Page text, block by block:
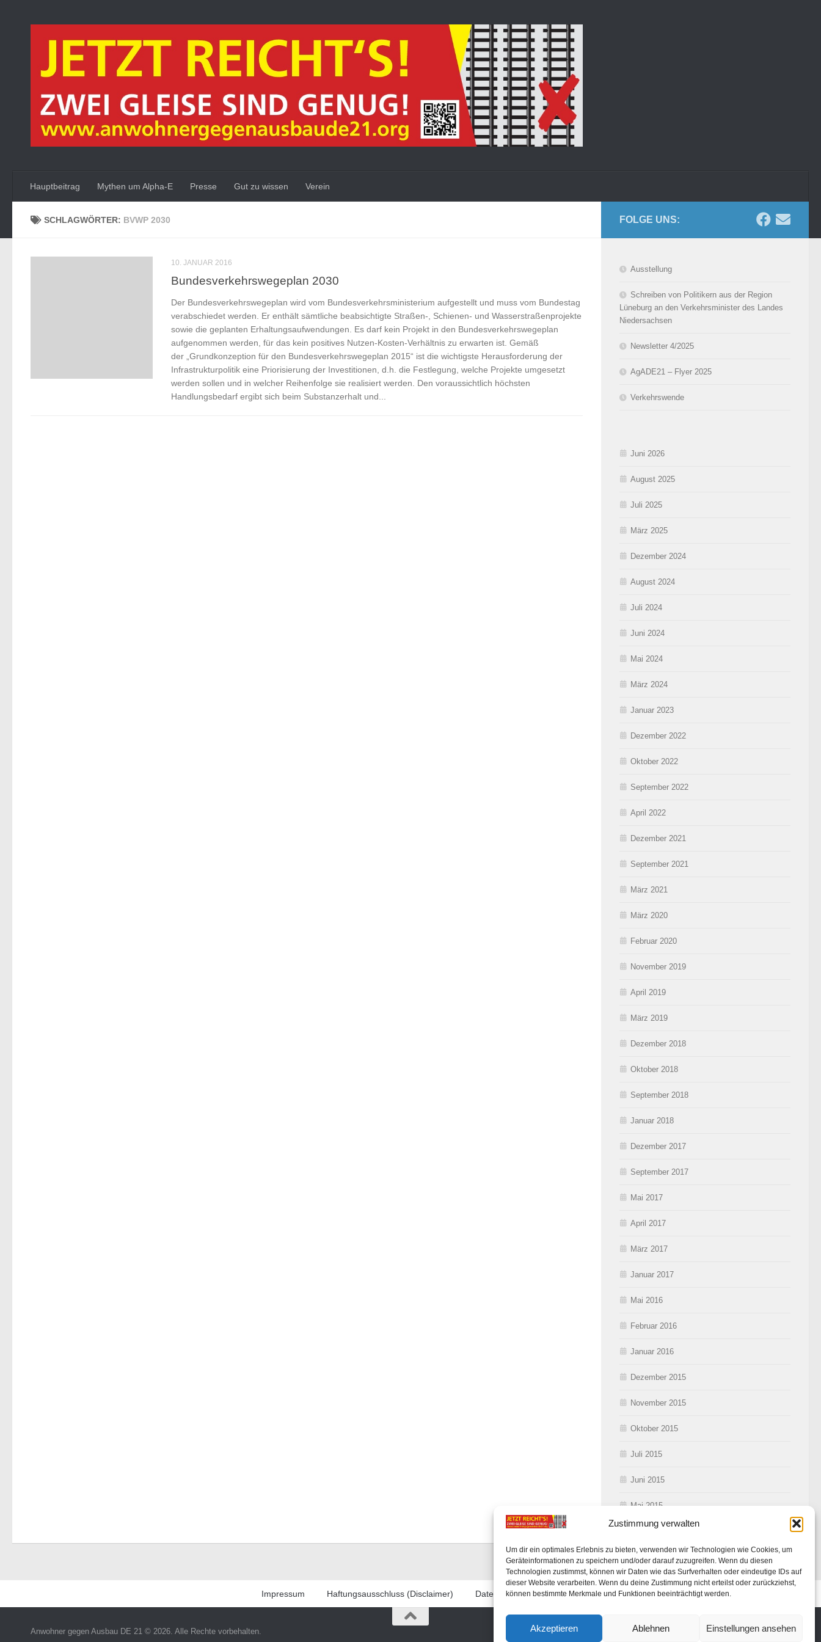
Zustimmung verwalten
Um dir ein optimales Erlebnis zu bieten, verwenden wir Technologien wie Cookies, um
Geräteinformationen zu speichern und/oder darauf zuzugreifen. Wenn du diesen
Technologien zustimmst, können wir Daten wie das Surfverhalten oder eindeutige IDs auf
dieser Website verarbeiten. Wenn du deine Zustimmung nicht erteilst oder zurückziehst,
können bestimmte Merkmale und Funktionen beeinträchtigt werden.
Akzeptieren Ablehnen Einstellungen ansehen
Hauptbeitrag Mythen um Alpha-E Presse Gut zu wissen Verein
SCHLAGWÖRTER: BVWP 2030
10. JANUAR 2016
Bundesverkehrswegeplan 2030
Der Bundesverkehrswegeplan wird vom Bundesverkehrsministerium aufgestellt und muss vom Bundestag
verabschiedet werden. Er enthält sämtliche beabsichtigte Straßen-, Schienen- und Wasserstraßenprojekte
sowie die geplanten Erhaltungsaufwendungen. Es darf kein Projekt in den Bundesverkehrswegeplan
aufgenommen werden, für das kein positives Nutzen-Kosten-Verhältnis zu erwarten ist. Gemäß
der „Grundkonzeption für den Bundesverkehrswegeplan 2015“ ist die wichtigste Herausforderung der
Infrastrukturpolitik eine Priorisierung der Investitionen, d.h. die Festlegung, welche Projekte umgesetzt
werden sollen und in welcher Reihenfolge sie realisiert werden. Den voraussichtlich höchsten
Handlungsbedarf ergibt sich beim Substanzerhalt und...
FOLGE UNS:
Ausstellung
Schreiben von Politikern aus der Region
Lüneburg an den Verkehrsminister des Landes
Niedersachsen
Newsletter 4/2025
AgADE21 – Flyer 2025
Verkehrswende
Juni 2026
August 2025
Juli 2025
März 2025
Dezember 2024
August 2024
Juli 2024
Juni 2024
Mai 2024
März 2024
Januar 2023
Dezember 2022
Oktober 2022
September 2022
April 2022
Dezember 2021
September 2021
März 2021
März 2020
Februar 2020
November 2019
April 2019
März 2019
Dezember 2018
Oktober 2018
September 2018
Januar 2018
Dezember 2017
September 2017
Mai 2017
April 2017
März 2017
Januar 2017
Mai 2016
Februar 2016
Januar 2016
Dezember 2015
November 2015
Oktober 2015
Juli 2015
Juni 2015
Mai 2015
Impressum Haftungsausschluss (Disclaimer) Datenschutzerklärung
Anwohner gegen Ausbau DE 21 © 2026. Alle Rechte vorbehalten.